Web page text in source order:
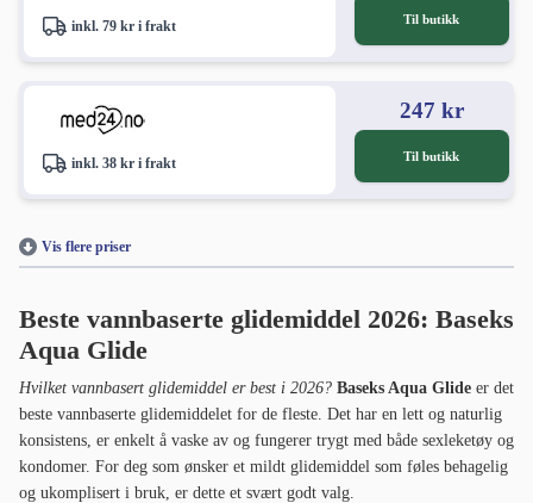
inkl. 79 kr i frakt Til butikk
inkl. 38 kr i frakt
247 kr
Til butikk
Vis flere priser
Beste vannbaserte glidemiddel 2026: Baseks
Aqua Glide
Hvilket vannbasert glidemiddel er best i 2026? Baseks Aqua Glide er det
beste vannbaserte glidemiddelet for de fleste. Det har en lett og naturlig
konsistens, er enkelt å vaske av og fungerer trygt med både sexleketøy og
kondomer. For deg som ønsker et mildt glidemiddel som føles behagelig
og ukomplisert i bruk, er dette et svært godt valg.